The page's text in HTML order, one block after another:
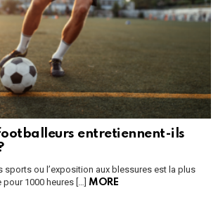
entretiennent-ils
sports ou l’exposition aux blessures est la plus
1000 heures […] MORE